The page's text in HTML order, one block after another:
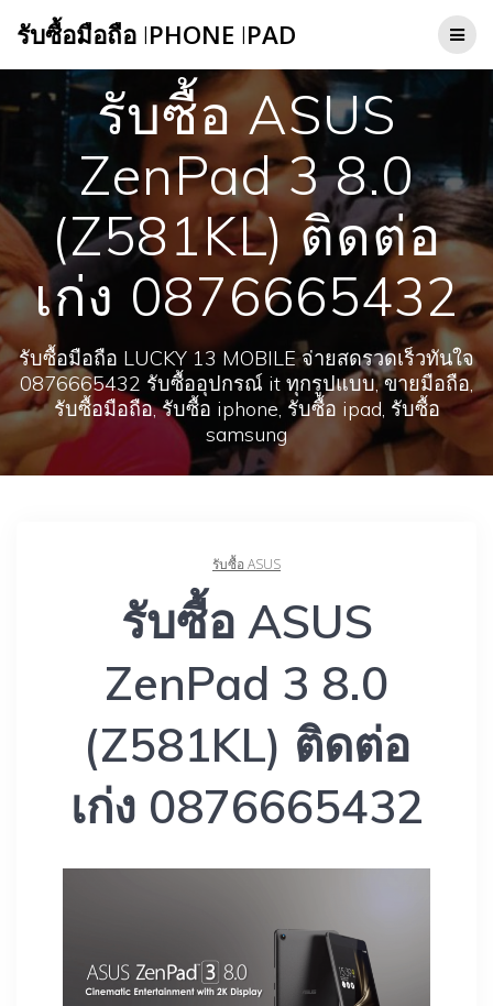
to
รับซื้อมือถือ IPHONE IPAD
รับซื้อ ASUS
ZenPad 3 8.0
เก่ง 0876665432
รับซื้อมือถือ LUCKY 13 MOBILE จ่ายสดรวดเร็วทันใจ
0876665432 รับซื้ออุปกรณ์ it ทุกรูปแบบ, ขายมือถือ,
รับซื้อมือถือ, รับซื้อ iphone, รับซื้อ ipad, รับซื้อ
samsung
รับซื้อ ASUS
รับซื้อ ASUS
ZenPad 3 8.0
เก่ง 0876665432